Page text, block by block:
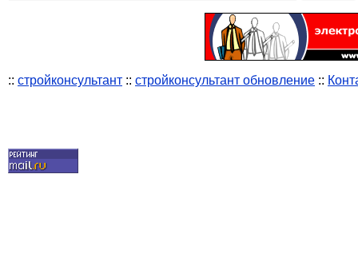
:: стройконсультант :: стройконсультант обновление ::